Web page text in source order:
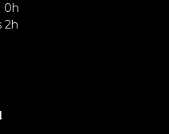
0h
2h